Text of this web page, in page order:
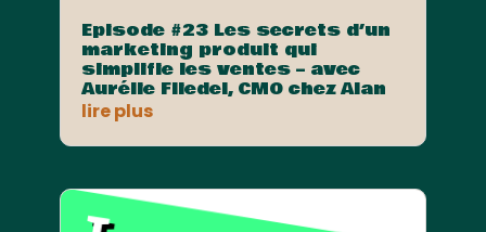
Episode #23 Les secrets d’un
marketing produit qui
simplifie les ventes – avec
Aurélie Fliedel, CMO chez Alan
lire plus